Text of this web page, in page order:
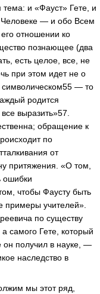
и «Фауст» Гете, и
Человеке — и обо Всем
отношении ко
познающее (два
есть целое, все, не
при этом идет не о
символическом55 — то
родится
выразить»57.
обращение к
по
от
притяжения. «О том,
ошибки
чтобы Фаусту быть
примеры учителей».
по существу
самого Гете, который
он получил в науке, —
наследство в
мы этот ряд,